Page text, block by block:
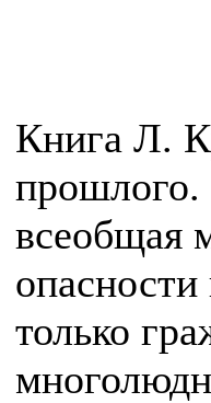
Книга Л.
прошлого.
всеобщая
только